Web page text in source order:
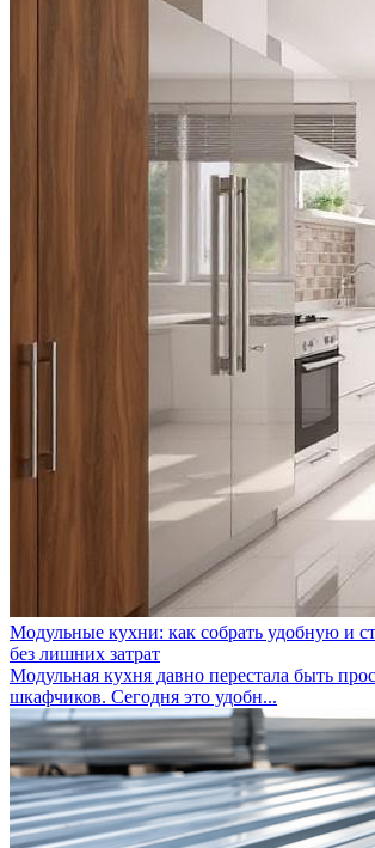
Модульные кухни: как собрать удобную и
без лишних затрат
Модульная кухня давно перестала быть
шкафчиков. Сегодня это удобн...